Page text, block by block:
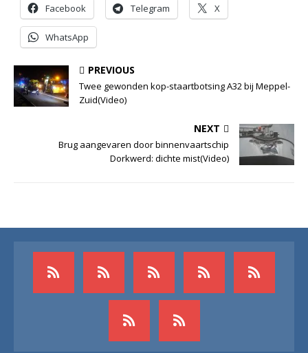
Facebook Telegram X
WhatsApp
PREVIOUS
Twee gewonden kop-staartbotsing A32 bij Meppel-
Zuid(Video)
NEXT
Brug aangevaren door binnenvaartschip
Dorkwerd: dichte mist(Video)